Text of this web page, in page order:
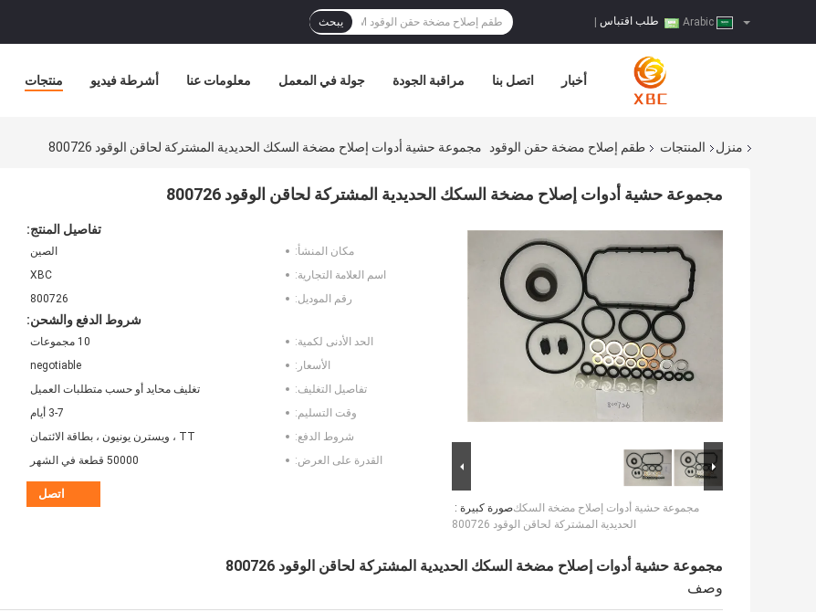
طلب اقتباس يبحث
منتجات أشرطة فيديو معلومات عنا جولة في المعمل مراقبة الجودة اتصل بنا أخبار
منزل المنتجات طقم إصلاح مضخة حقن الوقود مجموعة حشية أدوات إصلاح مضخة السكك الحديدية المشتركة لحاقن الوقود 800726
مجموعة حشية أدوات إصلاح مضخة السكك الحديدية المشتركة لحاقن الوقود 800726
صورة كبيرة :مجموعة حشية أدوات إصلاح مضخة السكك
الحديدية المشتركة لحاقن الوقود 800726
تفاصيل المنتج:
مكان المنشأ:
الصين
اسم العلامة التجارية:
XBC
رقم الموديل:
800726
شروط الدفع والشحن:
الحد الأدنى لكمية:
10 مجموعات
الأسعار:
negotiable
تفاصيل التغليف:
تغليف محايد أو حسب متطلبات العميل
وقت التسليم:
3-7 أيام
شروط الدفع:
TT ، ويسترن يونيون ، بطاقة الائتمان
القدرة على العرض:
50000 قطعة في الشهر
اتصل
مجموعة حشية أدوات إصلاح مضخة السكك الحديدية المشتركة لحاقن الوقود 800726
وصف